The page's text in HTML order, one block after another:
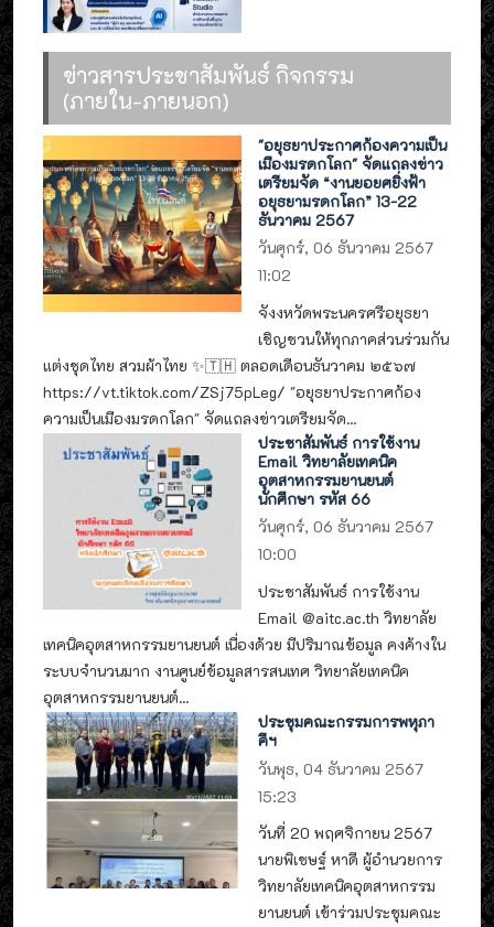
ข่าวสารประชาสัมพันธ์ กิจกรรม
(ภายใน-ภายนอก)
"อยุธยาประกาศก้องความเป็น
เมืองมรดกโลก" จัดแถลงข่าว
เตรียมจัด “งานยอยศยิ่งฟ้า
อยุธยามรดกโลก” 13-22
ธันวาคม 2567
วันศุกร์, 06 ธันวาคม 2567
11:02
จังงหวัดพระนครศรีอยุธยา
เชิญชวนให้ทุกภาคส่วนร่วมกัน
แต่งชุดไทย สวมผ้าไทย ✨🇹🇭 ตลอดเดือนธันวาคม ๒๕๖๗
https://vt.tiktok.com/ZSj75pLeg/ "อยุธยาประกาศก้อง
ความเป็นเมืองมรดกโลก" จัดแถลงข่าวเตรียมจัด...
ประชาสัมพันธ์ การใช้งาน
Email วิทยาลัยเทคนิค
อุตสาหกรรมยานยนต์
นักศึกษา รหัส 66
วันศุกร์, 06 ธันวาคม 2567
10:00
ประชาสัมพันธ์ การใช้งาน
Email @aitc.ac.th วิทยาลัย
เทคนิคอุตสาหกรรมยานยนต์ เนื่องด้วย มีปริมาณข้อมูล คงค้างใน
ระบบจำนวนมาก งานศูนย์ข้อมูลสารสนเทศ วิทยาลัยเทคนิค
อุตสาหกรรมยานยนต์...
ประชุมคณะกรรมการพหุภา
คีฯ
วันพุธ, 04 ธันวาคม 2567
15:23
วันที่ 20 พฤศจิกายน 2567
นายพิเชษฐ์ หาดี ผู้อำนวยการ
วิทยาลัยเทคนิคอุตสาหกรรม
ยานยนต์ เข้าร่วมประชุมคณะ